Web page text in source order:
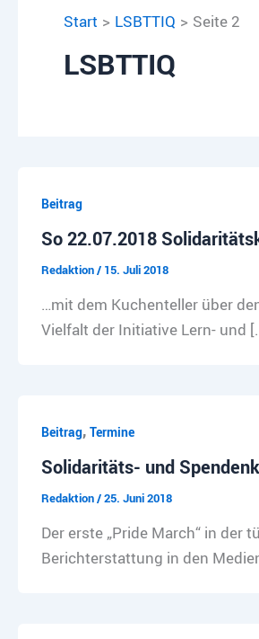
Start LSBTTIQ Seite 2
LSBTTIQ
Beitrag
So 22.07.2018
Redaktion/ 15. Juli 2018
…mit dem Kuchenteller über
Vielfalt der Initiative Lern- und
Beitrag, Termine
Solidaritäts- und
Redaktion/25. Juni 2018
Der erste „Pride March“ in
Berichterstattung in den